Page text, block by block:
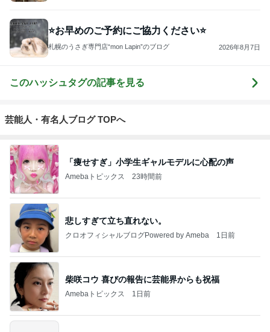
⭐お早めのご予約にご協力ください⭐
札幌のうさぎ専門店“mon Lapin”のブログ 2026年8月7日
このハッシュタグの記事を見る
芸能人・有名人ブログ TOPへ
「痩せすぎ」小学生ギャルモデルに心配の声
Amebaトピックス 23時間前
悲しすぎて立ち直れない。
クロオフィシャルブログPowered by Ameba 1日前
柴咲コウ 喜びの報告に芸能界からも祝福
Amebaトピックス 1日前